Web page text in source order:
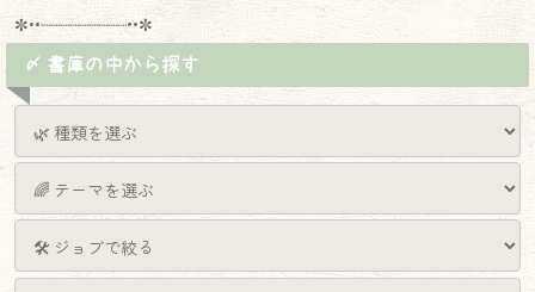
✼••┈┈┈┈┈┈┈┈┈••✼
〆 書庫の中から探す